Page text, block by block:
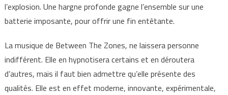
l’explosion. Une hargne profonde gagne l’ensemble sur une
batterie imposante, pour offrir une fin entêtante.
La musique de Between The Zones, ne laissera personne
indifférent. Elle en hypnotisera certains et en déroutera
d’autres, mais il faut bien admettre qu’elle présente des
qualités. Elle est en effet moderne, innovante, expérimentale,